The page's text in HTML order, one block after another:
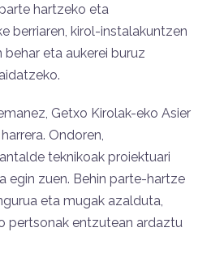
hartzeko eta
berriaren, kirol-instalakuntzen
behar eta aukerei buruz
Getxo Kirolak-eko Asier
Ondoren,
teknikoak proiektuari
egin zuen. Behin parte-hartze
eta mugak azalduta,
pertsonak entzutean ardaztu